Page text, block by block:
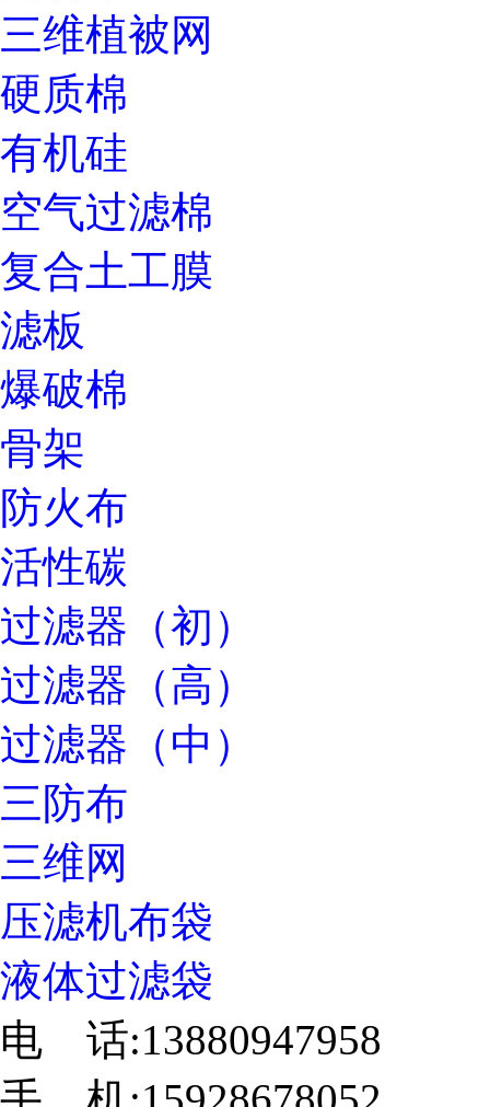
三维植被网
硬质棉
有机硅
空气过滤棉
复合土工膜
滤板
爆破棉
骨架
防火布
活性碳
过滤器（初）
过滤器（高）
过滤器（中）
三防布
三维网
压滤机布袋
液体过滤袋
电 话:13880947958